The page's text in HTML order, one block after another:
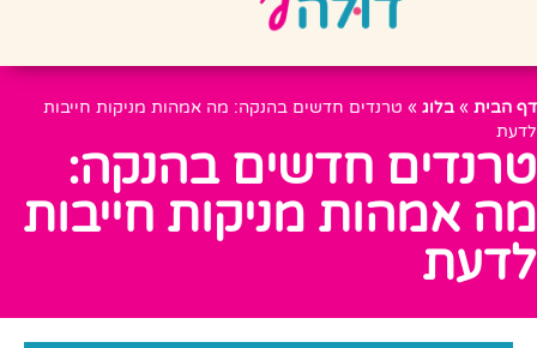
דף הבית » בלוג » טרנדים חדשים בהנקה: מה אמהות מניקות חייבות
לדעת
טרנדים חדשים בהנקה:
מה אמהות מניקות חייבות
לדעת